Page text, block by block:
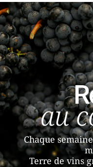
au
Chaque
Terre de vins